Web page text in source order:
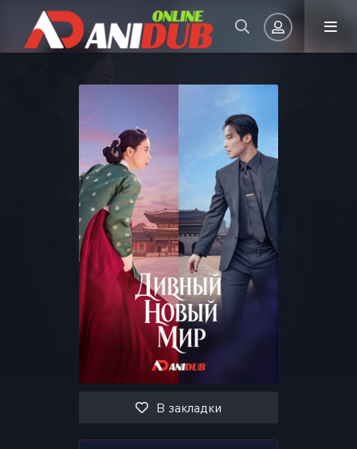
Запомнить
ВОЙТИ НА САЙТ
Регистрация Восстановить пароль
Или войти через
В закладки